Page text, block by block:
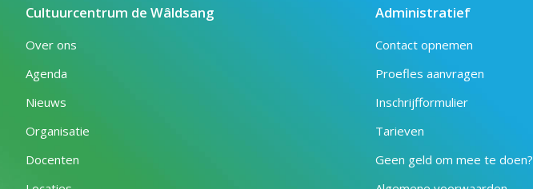
Cultuurcentrum de Wâldsang
Over ons
Agenda
Nieuws
Organisatie
Docenten
Administratief
Contact opnemen
Proefles aanvragen
Inschrijfformulier
Tarieven
Geen geld om mee te doen?